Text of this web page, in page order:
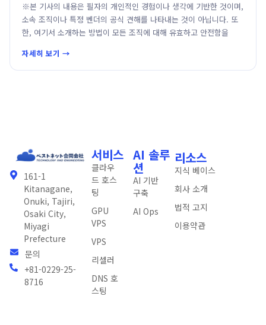
※본 기사의 내용은 필자의 개인적인 경험이나 생각에 기반한 것이며,
소속 조직이나 특정 벤더의 공식 견해를 나타내는 것이 아닙니다. 또
한, 여기서 소개하는 방법이 모든 조직에 대해 유효하고 안전함을
자세히 보기 →
161-1
Kitanagane,
Onuki, Tajiri,
Osaki City,
Miyagi
Prefecture
문의
+81-0229-25-
8716
서비스
클라우
드 호스
팅
GPU
VPS
VPS
리셀러
DNS 호
스팅
AI 솔루
션
AI 기반
구축
AI Ops
리소스
지식 베이스
회사 소개
법적 고지
이용약관